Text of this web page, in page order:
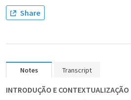
Share
Notes Transcript
INTRODUÇÃO E CONTEXTUALIZAÇÃO